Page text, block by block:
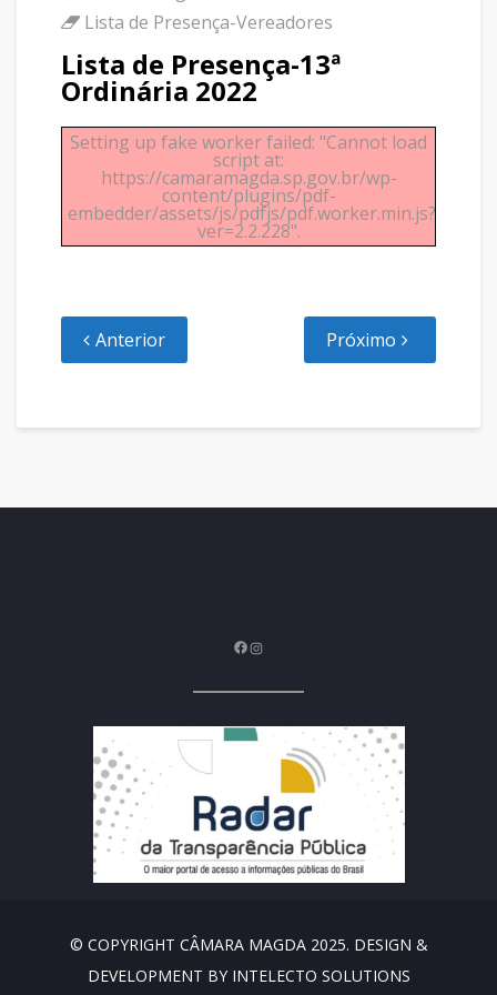
Lista de Presença-Vereadores
Lista de Presença-13ª
Ordinária 2022
Setting up fake worker failed: "Cannot load
script at:
https://camaramagda.sp.gov.br/wp-
content/plugins/pdf-
embedder/assets/js/pdfjs/pdf.worker.min.js?
ver=2.2.228".
Anterior Próximo
Facebook
© COPYRIGHT CÂMARA MAGDA 2025. DESIGN &
DEVELOPMENT BY INTELECTO SOLUTIONS